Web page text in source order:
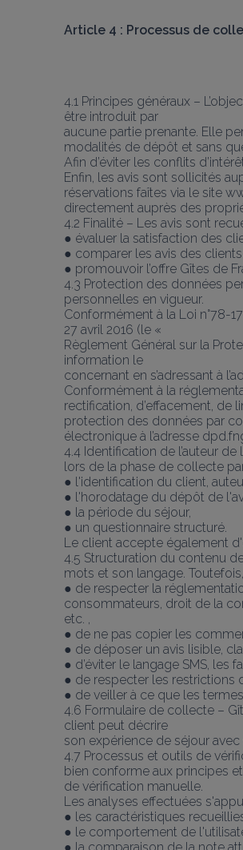
Article 4 : Processus de
4.1 Principes généraux –
être introduit par
aucune partie prenante. Elle
modalités de dépôt et sans
Afin d’éviter les conflits
Enfin, les avis sont sollicités
réservations faîtes via le site
directement auprès des
4.2 Finalité – Les avis sont
● évaluer la satisfaction des
● comparer les avis des
● promouvoir l’offre Gîtes de
4.3 Protection des données
personnelles en vigueur.
Conformément à la Loi n°78-
27 avril 2016 (le «
Règlement Général sur la
information le
concernant en s’adressant à
Conformément à la
rectification, d’effacement,
protection des données par
électronique à l’adresse
4.4 Identification de l’auteur
lors de la phase de collecte
● l'identification du client,
● l'horodatage du dépôt de
● la période du séjour,
● un questionnaire structuré.
Le client accepte également
4.5 Structuration du contenu
mots et son langage.
● de respecter la
consommateurs, droit de la
etc. ,
● de ne pas copier les
● de déposer un avis lisible,
● d’éviter le langage SMS, les
● de respecter les restrictions
● de veiller à ce que les
4.6 Formulaire de collecte –
client peut décrire
son expérience de séjour
4.7 Processus et outils de
bien conforme aux principes
de vérification manuelle.
Les analyses effectuées
● les caractéristiques
● le comportement de